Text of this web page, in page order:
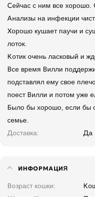
Сейчас с ним все хорошо.
Анализы на инфекции
Хорошо кушает паучи и
лоток.
Котик очень ласковый и
Все время Вилли
подставлял ему свое
поест Вилли и потом уже
Было бы хорошо, если бы
семье.
Доставка
Да
ИНФОРМАЦИЯ
Возраст кошки